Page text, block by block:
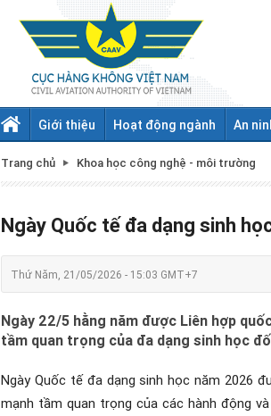
Giới thiệu Hoạt động ngành An
Trang chủ Khoa học công nghệ - môi trường
Ngày Quốc tế đa dạng sinh
Thứ Năm, 21/05/2026 - 15:03 GMT+7
Ngày 22/5 hằng năm được Liên hợp
tầm quan trọng của đa dạng sinh học
Ngày Quốc tế đa dạng sinh học năm 2026
mạnh tầm quan trọng của các hành động